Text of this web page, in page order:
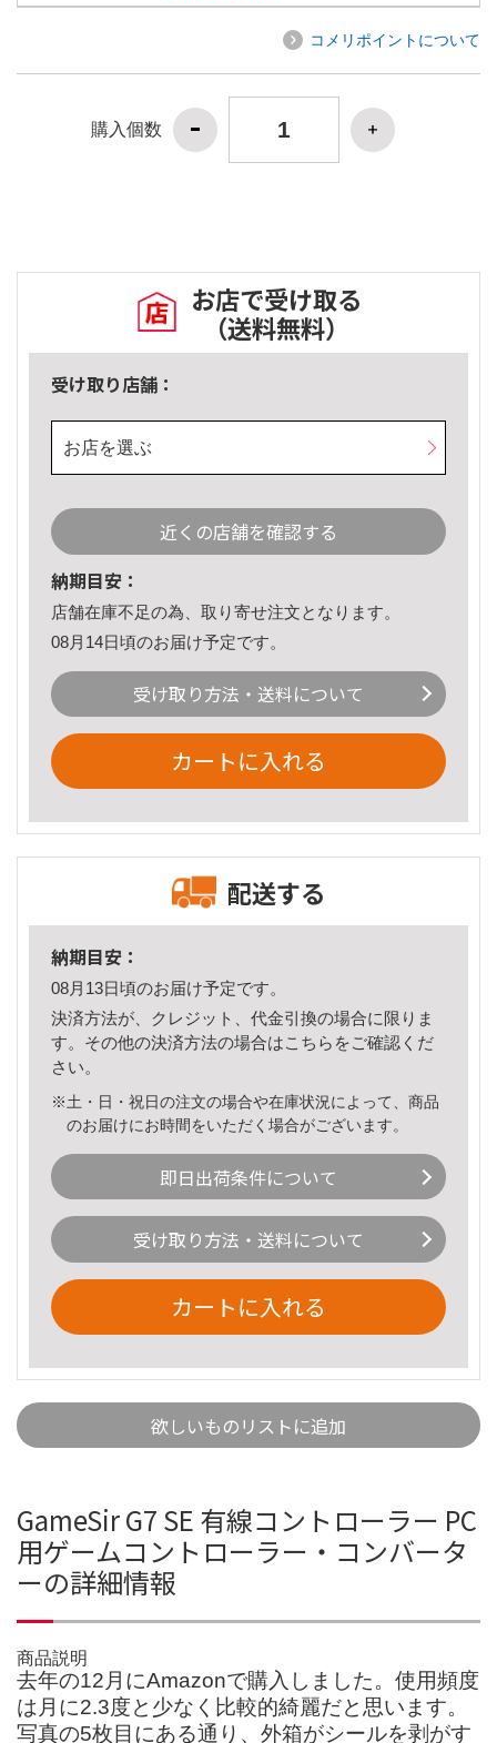
コメリポイントについて
購入個数
お店で受け取る
（送料無料）
受け取り店舗：
お店を選ぶ
近くの店舗を確認する
納期目安：
店舗在庫不足の為、取り寄せ注文となります。
08月14日頃のお届け予定です。
受け取り方法・送料について
カートに入れる
配送する
納期目安：
08月13日頃のお届け予定です。
決済方法が、クレジット、代金引換の場合に限りま
す。その他の決済方法の場合はこちら をご確認くだ
さい。
※土・日・祝日の注文の場合や在庫状況によって、商品
のお届けにお時間をいただく場合がございます。
即日出荷条件について
受け取り方法・送料について
カートに入れる
欲しいものリストに追加
GameSir G7 SE 有線コントローラー PC
用ゲームコントローラー・コンバータ
ーの詳細情報
商品説明
去年の12月にAmazonで購入しました。使用頻度
は月に2.3度と少なく比較的綺麗だと思います。
写真の5枚目にある通り、外箱がシールを剥がす